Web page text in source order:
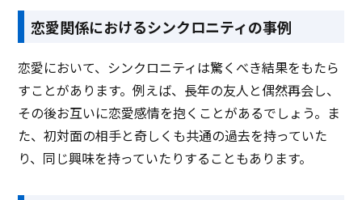
恋愛関係におけるシンクロニティの事例
恋愛において、シンクロニティは驚くべき結果をもたら
すことがあります。例えば、長年の友人と偶然再会し、
その後お互いに恋愛感情を抱くことがあるでしょう。ま
た、初対面の相手と奇しくも共通の過去を持っていた
り、同じ興味を持っていたりすることもあります。